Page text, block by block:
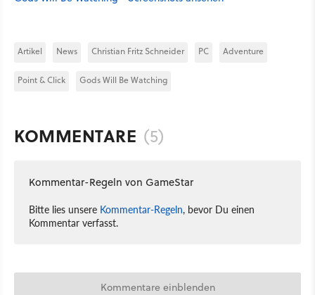
Artikel News Christian Fritz Schneider PC Adventure
Point & Click Gods Will Be Watching
KOMMENTARE (5)
Kommentar-Regeln von GameStar
Bitte lies unsere Kommentar-Regeln, bevor Du einen
Kommentar verfasst.
Kommentare einblenden